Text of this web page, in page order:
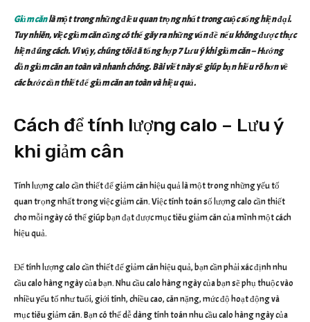
Giảm cânlà một trong những điều quan trọng nhất trong cuộc sống hiện đại.
Tuy nhiên, việc giảm cân cũng có thể gây ra những vấn đề nếu không được thực
hiện đúng cách. Vì vậy, chúng tôi đã tổng hợp 7 Lưu ý khi giảm cân – Hướng
dẫn giảm cân an toàn và nhanh chóng. Bài viết này sẽ giúp bạn hiểu rõ hơn về
các bước cần thiết để giảm cân an toàn và hiệu quả.
Cách để tính lượng calo – Lưu ý
khi giảm cân
Tính lượng calo cần thiết để giảm cân hiệu quả là một trong những yếu tố
quan trọng nhất trong việc giảm cân. Việc tính toán số lượng calo cần thiết
cho mỗi ngày có thể giúp bạn đạt được mục tiêu giảm cân của mình một cách
hiệu quả.
Để tính lượng calo cần thiết để giảm cân hiệu quả, bạn cần phải xác định nhu
cầu calo hàng ngày của bạn. Nhu cầu calo hàng ngày của bạn sẽ phụ thuộc vào
nhiều yếu tố như tuổi, giới tính, chiều cao, cân nặng, mức độ hoạt động và
mục tiêu giảm cân. Bạn có thể dễ dàng tính toán nhu cầu calo hàng ngày của